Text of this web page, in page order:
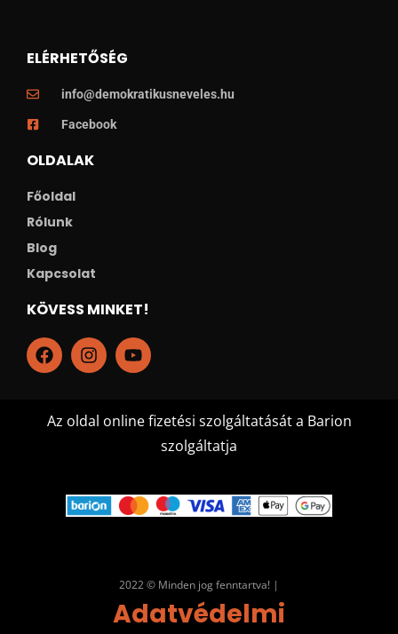
ELÉRHETŐSÉG
info@demokratikusneveles.hu
Facebook
OLDALAK
Főoldal
Rólunk
Blog
Kapcsolat
KÖVESS MINKET!
Az oldal online fizetési szolgáltatását a Barion
szolgáltatja
2022 © Minden jog fenntartva! |
Adatvédelmi